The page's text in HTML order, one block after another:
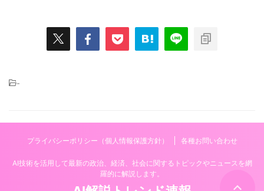
-
プライバシーポリシー（個人情報保護方針） 各種お問い合わせ
AI技術を活用して最新の政治、経済、社会に関するトピックやニュースを網
羅的に解説します。